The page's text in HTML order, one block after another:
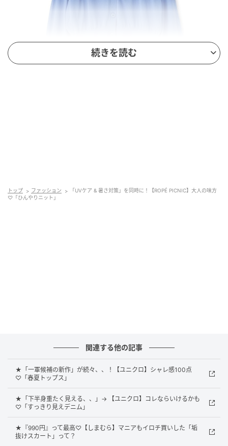
ンスが絶妙な1枚。特にハイウエストなパンツやボリ
続きを読む
トップ ファッション
「UVケア & 暑さ対策」を同時に！【ROPÉ PICNIC】大人の味方
♡「ひんやりニット」
関連する他の記事
★「一軍候補の新作」が続々、、！【ユニクロ】シャレ感100点
♡「春夏トップス」
★「下半身重たく見える、、」→ 【ユニクロ】コレならいけるかも
♡「すっきり見えデニム」
★『990円』って最高♡【しまむら】マニアもイロチ買いした「垢
抜けスカート」って？